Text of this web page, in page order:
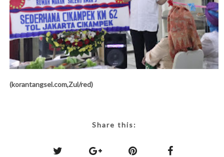
(korantangsel.com,Zul/red)
Share this: